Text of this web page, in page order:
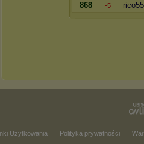
868
-5
Użytkowania Polityka prywatności